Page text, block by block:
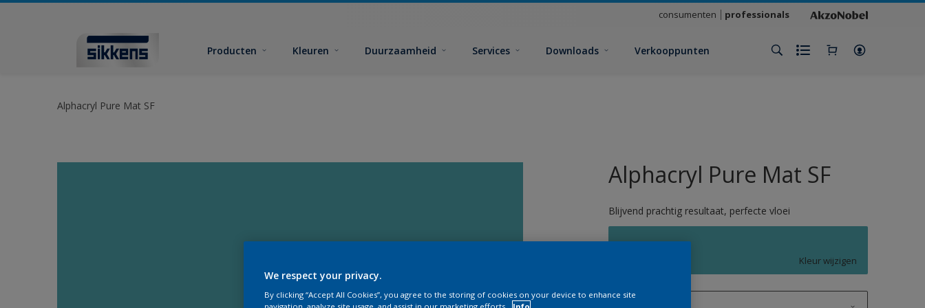
consumenten professionals
Producten Kleuren Duurzaamheid Services Downloads Verkooppunten
Alphacryl Pure Mat SF
Alphacryl Pure Mat SF
Blijvend prachtig resultaat, perfecte vloei
Q0.30.60
Kleur wijzigen
We respect your privacy.
By clicking “Accept All Cookies”, you agree to the storing of cookies on your device to enhance site